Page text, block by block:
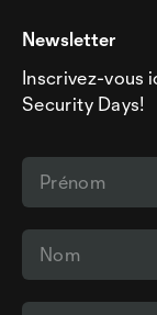
Newsletter
Inscrivez-vous
Security Days!